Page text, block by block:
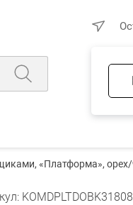
«Платформа»,